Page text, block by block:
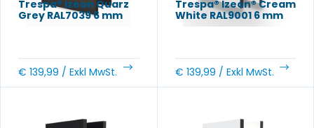
Trespa® Izeon Quarz
Grey RAL7039 6 mm
€ 139,99 / Exkl MwSt.
Trespa® Izeon® Cream
White RAL9001 6 mm
€ 139,99 / Exkl MwSt.